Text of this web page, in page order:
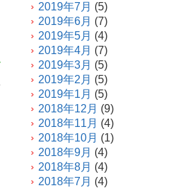
2019年7月 (5)
2019年6月 (7)
2019年5月 (4)
2019年4月 (7)
2019年3月 (5)
2019年2月 (5)
2019年1月 (5)
2018年12月 (9)
2018年11月 (4)
2018年10月 (1)
2018年9月 (4)
2018年8月 (4)
2018年7月 (4)